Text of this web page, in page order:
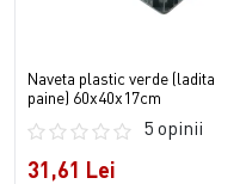
Naveta plastic verde (ladita
paine) 60x40x17cm
5 opinii
31,61 Lei